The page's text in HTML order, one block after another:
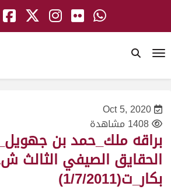
Oct 5, 2020
1408 مشاهدة
براقه ملك_حمد بن
بكار_ت(1/7/2011)